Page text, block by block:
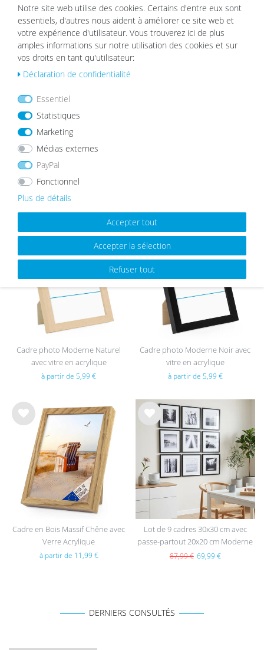
à partir de 5,99 € à partir de 8,99 €
e de
hait
Lot de 9 Cadres Chêne Bois Massif
10x15 à 30x40 cm avec verre
acrylique
99,99 €
e de
hait
Cadre photo Moderne Naturel
avec vitre en acrylique
à partir de 5,99 €
List
e de
sou
hait
Cadre photo Moderne Noir avec
vitre en acrylique
à partir de 5,99 €
List
Cadre en Bois Massif Chêne avec
Verre Acrylique
à partir de 11,99 €
List
hait
s
Lot de 9 cadres 30x30 cm avec
passe-partout 20x20 cm Moderne
Noir en MDF avec vitre en
87,99 € 69,99 €
DERNIERS CONSULTÉS
Notre site web utilise des cookies. Certains d'entre eux sont
essentiels, d'autres nous aident à améliorer ce site web et
votre expérience d'utilisateur. Vous trouverez ici de plus
amples informations sur notre utilisation des cookies et sur
vos droits en tant qu'utilisateur:
Déclaration de confidentialité
Essentiel
Statistiques
Marketing
Médias externes
PayPal
Fonctionnel
Plus de détails
Accepter tout
Accepter la sélection
Refuser tout